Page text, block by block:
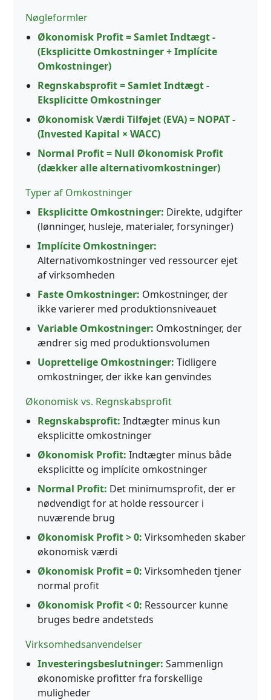
Nøgleformler
Økonomisk Profit = Samlet Indtægt -
(Eksplicitte Omkostninger + Implícite
Omkostninger)
Regnskabsprofit = Samlet Indtægt -
Eksplicitte Omkostninger
Økonomisk Værdi Tilføjet (EVA) = NOPAT -
(Invested Kapital × WACC)
Normal Profit = Null Økonomisk Profit
(dækker alle alternativomkostninger)
Typer af Omkostninger
Eksplicitte Omkostninger: Direkte, udgifter
(lønninger, husleje, materialer, forsyninger)
Implícite Omkostninger:
Alternativomkostninger ved ressourcer ejet
af virksomheden
Faste Omkostninger: Omkostninger, der
ikke varierer med produktionsniveauet
Variable Omkostninger: Omkostninger, der
ændrer sig med produktionsvolumen
Uoprettelige Omkostninger: Tidligere
omkostninger, der ikke kan genvindes
Økonomisk vs. Regnskabsprofit
Regnskabsprofit: Indtægter minus kun
eksplicitte omkostninger
Økonomisk Profit: Indtægter minus både
eksplicitte og implícite omkostninger
Normal Profit: Det minimumsprofit, der er
nødvendigt for at holde ressourcer i
nuværende brug
Økonomisk Profit > 0: Virksomheden skaber
økonomisk værdi
Økonomisk Profit = 0: Virksomheden tjener
normal profit
Økonomisk Profit < 0: Ressourcer kunne
bruges bedre andetsteds
Virksomhedsanvendelser
Investeringsbeslutninger: Sammenlign
økonomiske profitter fra forskellige
muligheder